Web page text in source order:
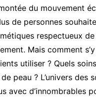
du mouvement
de personnes
respectueux
Mais comment
utiliser ? Quels
peau ? L’univers des
avec d’innombrables